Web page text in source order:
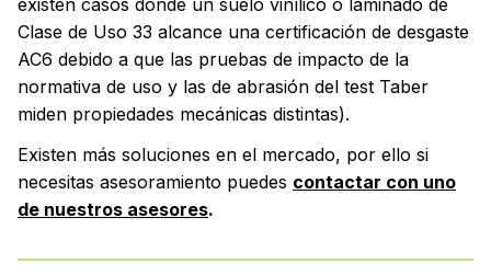
Clase de Uso 33 alcance una certificación de desgaste
AC6 debido a que las pruebas de impacto de la
normativa de uso y las de abrasión del test Taber
miden propiedades mecánicas distintas).
Existen más soluciones en el mercado, por ello si
necesitas asesoramiento puedes contactar con uno
de nuestros asesores.